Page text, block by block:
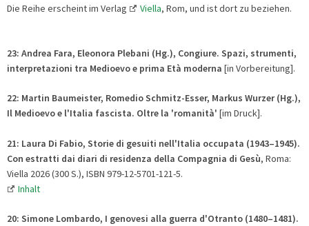
Die Reihe erscheint im Verlag
Viella, Rom, und ist dort zu beziehen.
23: Andrea Fara, Eleonora Plebani (Hg.), Congiure. Spazi, strumenti,
interpretazioni tra Medioevo e prima Età moderna [in Vorbereitung].
22: Martin Baumeister, Romedio Schmitz-Esser, Markus Wurzer (Hg.),
Il Medioevo e l'Italia fascista. Oltre la 'romanità' [im Druck].
21: Laura Di Fabio, Storie di gesuiti nell'Italia occupata (1943–1945).
Con estratti dai diari di residenza della Compagnia di Gesù, Roma:
Viella 2026 (300 S.), ISBN 979-12-5701-121-5.
Inhalt
20: Simone Lombardo, I genovesi alla guerra d'Otranto (1480–1481).